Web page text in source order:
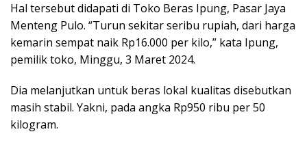
Hal tersebut didapati di Toko Beras Ipung, Pasar Jaya
Menteng Pulo. “Turun sekitar seribu rupiah, dari harga
kemarin sempat naik Rp16.000 per kilo,” kata Ipung,
pemilik toko, Minggu, 3 Maret 2024.
Dia melanjutkan untuk beras lokal kualitas disebutkan
masih stabil. Yakni, pada angka Rp950 ribu per 50
kilogram.